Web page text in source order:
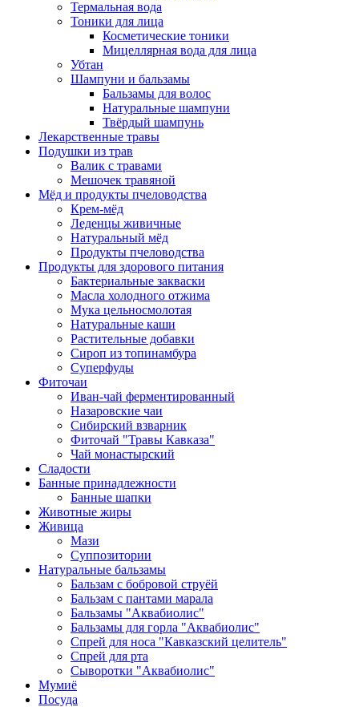
Термальная вода
Тоники для лица
Косметические тоники
Мицеллярная вода для лица
Убтан
Шампуни и бальзамы
Бальзамы для волос
Натуральные шампуни
Твёрдый шампунь
Лекарственные травы
Подушки из трав
Валик с травами
Мешочек травяной
Мёд и продукты пчеловодства
Крем-мёд
Леденцы живичные
Натуральный мёд
Продукты пчеловодства
Продукты для здорового питания
Бактериальные закваски
Масла холодного отжима
Мука цельносмолотая
Натуральные каши
Растительные добавки
Сироп из топинамбура
Суперфуды
Фиточаи
Иван-чай ферментированный
Назаровские чаи
Сибирский взварник
Фиточай "Травы Кавказа"
Чай монастырский
Сладости
Банные принадлежности
Банные шапки
Животные жиры
Живица
Мази
Суппозитории
Натуральные бальзамы
Бальзам с бобровой струёй
Бальзам с пантами марала
Бальзамы "Аквабиолис"
Бальзамы для горла "Аквабиолис"
Спрей для носа "Кавказский целитель"
Спрей для рта
Сыворотки "Аквабиолис"
Мумиё
Посуда